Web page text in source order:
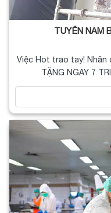
TUYỂN NAM
Việc Hot trao tay! Nhân
TẶNG NGAY 7